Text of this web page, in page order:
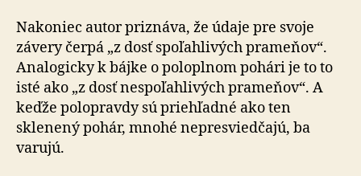
Nakoniec autor priznáva, že údaje pre svoje
závery čerpá „z dosť spoľahlivých prameňov“.
Analogicky k bájke o poloplnom pohári je to to
isté ako „z dosť nespoľahlivých prameňov“. A
keďže polopravdy sú priehľadné ako ten
sklenený pohár, mnohé nepresviedčajú, ba
varujú.